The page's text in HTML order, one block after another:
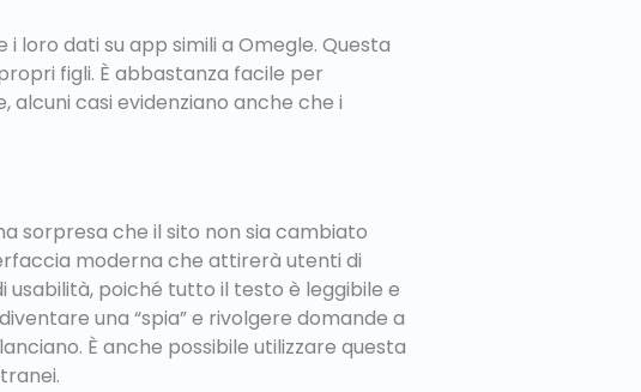
loro dati su app simili a Omegle. Questa
figli. È abbastanza facile per
casi evidenziano anche che i
sorpresa che il sito non sia cambiato
moderna che attirerà utenti di
usabilità, poiché tutto il testo è leggibile e
una “spia” e rivolgere domande a
È anche possibile utilizzare questa